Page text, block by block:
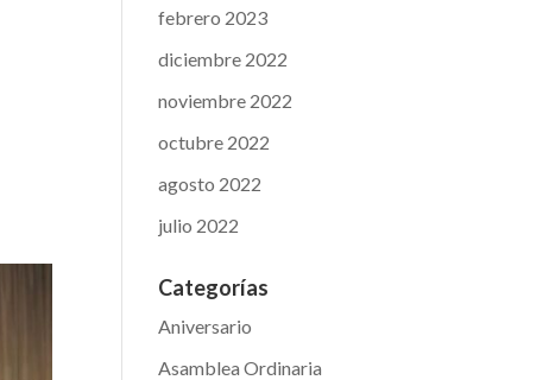
febrero 2023
diciembre 2022
noviembre 2022
octubre 2022
agosto 2022
julio 2022
Categorías
Aniversario
Asamblea Ordinaria